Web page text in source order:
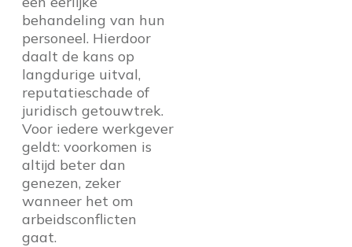
behandeling van hun
personeel. Hierdoor
daalt de kans op
langdurige uitval,
reputatieschade of
juridisch getouwtrek.
Voor iedere werkgever
geldt: voorkomen is
altijd beter dan
genezen, zeker
wanneer het om
arbeidsconflicten
gaat.